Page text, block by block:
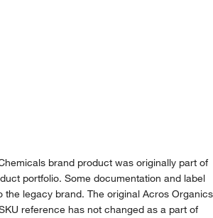
brand product was originally part of
portfolio. Some documentation and label
the legacy brand. The original Acros Organics
reference has not changed as a part of